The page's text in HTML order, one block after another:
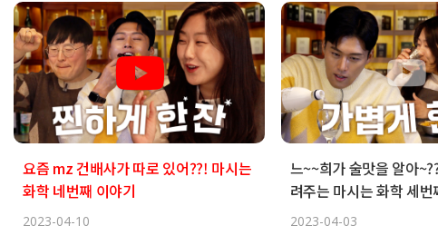
요즘 mz 건배사가 따로 있어??! 마시는
화학 네번째 이야기
2023-04-10
느~~희가 술맛을 알아
려주는 마시는 화학 세
2023-04-03